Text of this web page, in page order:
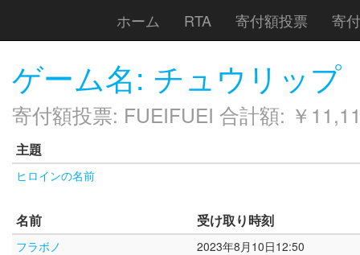
ホーム RTA 寄付額投票 寄
ゲーム名: チュウリップ
寄付額投票: FUEIFUEI 合計額: ￥
主題
ヒロインの名前
名前 受け取り時刻
フラボノ 2023年8月10日12:50